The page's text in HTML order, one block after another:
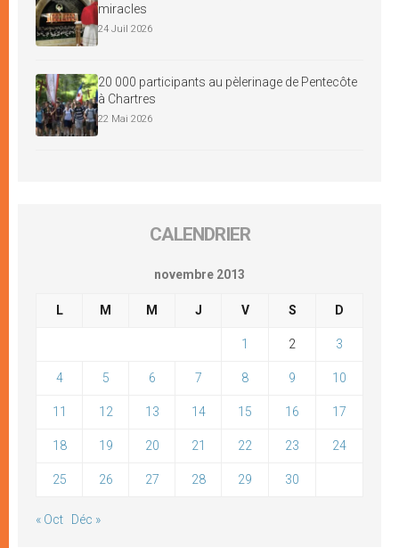
miracles
24 Juil 2026
20 000 participants au pèlerinage de Pentecôte
à Chartres
22 Mai 2026
CALENDRIER
novembre 2013
L M M J V S D
1 2 3
4 5 6 7 8 9 10
11 12 13 14 15 16 17
18 19 20 21 22 23 24
25 26 27 28 29 30
« Oct Déc »